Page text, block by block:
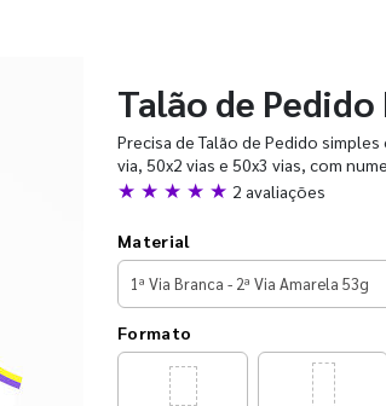
Talão de
Precisa de Talão de Pedido
via, 50x2 vias e 50x3 vias, com
★ ★ ★ ★ ★ 2 avaliações
Material
Formato